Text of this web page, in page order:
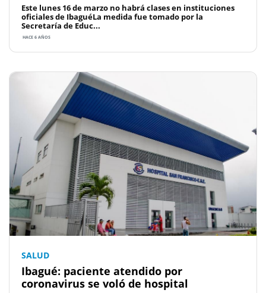
Este lunes 16 de marzo no habrá clases en instituciones
oficiales de IbaguéLa medida fue tomado por la
Secretaría de Educ...
HACE 6 AÑOS
SALUD
Ibagué: paciente atendido por
coronavirus se voló de hospital